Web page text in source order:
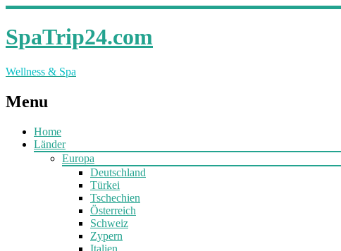
SpaTrip24.com
Wellness & Spa
Menu
Home
Länder
Europa
Deutschland
Türkei
Tschechien
Österreich
Schweiz
Zypern
Italien